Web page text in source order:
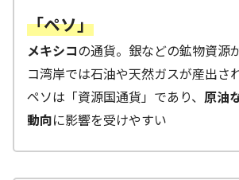
「ペソ」
メキシコの通貨。銀などの鉱物資源
コ湾岸では石油や天然ガスが産出さ
ペソは「資源国通貨」であり、 原油
動向に影響を受けやすい